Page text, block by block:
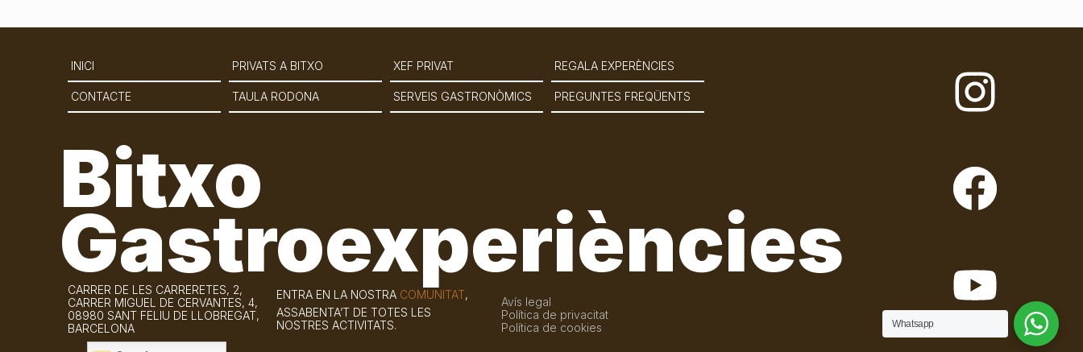
INICI
CONTACTE
PRIVATS A BITXO
TAULA RODONA
XEF PRIVAT
SERVEIS GASTRONÒMICS
REGALA EXPERÈNCIES
PREGUNTES FREQÜENTS
Bitxo
Gastroexperiències
CARRER DE LES CARRERETES, 2,
CARRER MIGUEL DE CERVANTES, 4,
08980 SANT FELIU DE LLOBREGAT,
BARCELONA
ENTRA EN LA NOSTRA COMUNITAT,
ASSABENTA’T DE TOTES LES
NOSTRES ACTIVITATS.
Avís legal
Política de privacitat
Política de cookies
Whatsapp